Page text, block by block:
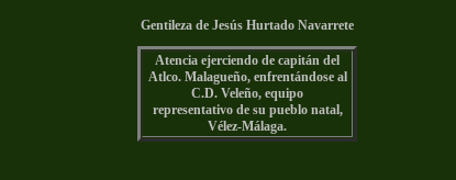
Gentileza de Jesús Hurtado Navarrete
Atencia ejerciendo de capitán del
Atlco. Malagueño, enfrentándose al
C.D. Veleño, equipo
representativo de su pueblo natal,
Vélez-Málaga.